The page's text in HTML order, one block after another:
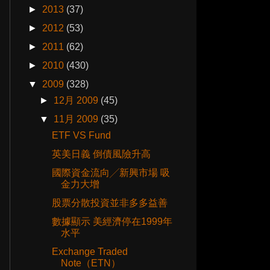
► 2013 (37)
► 2012 (53)
► 2011 (62)
► 2010 (430)
▼ 2009 (328)
► 12月 2009 (45)
▼ 11月 2009 (35)
ETF VS Fund
英美日義 倒債風險升高
國際資金流向╱新興市場 吸
金力大增
股票分散投資並非多多益善
數據顯示 美經濟停在1999年
水平
Exchange Traded
Note（ETN）